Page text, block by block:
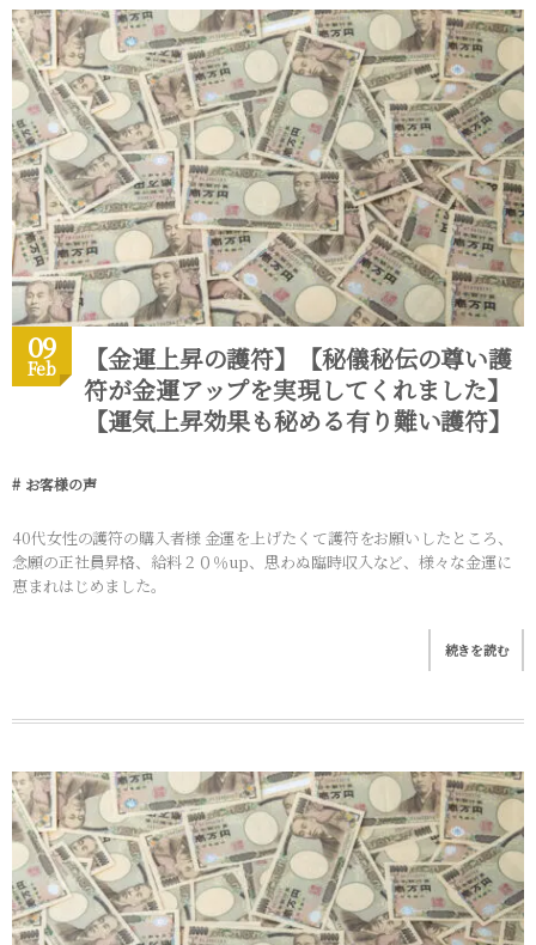
09
Feb
【金運上昇の護符】【秘儀秘伝の尊い護
符が金運アップを実現してくれました】
【運気上昇効果も秘める有り難い護符】
お客様の声
40代女性の護符の購入者様 金運を上げたくて護符をお願いしたところ、
念願の正社員昇格、給料２０％up、思わぬ臨時収入など、様々な金運に
恵まれはじめました。
続きを読む